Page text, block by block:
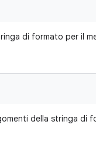
di formato per il
della stringa di